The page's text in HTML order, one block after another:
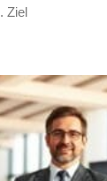
Ziel